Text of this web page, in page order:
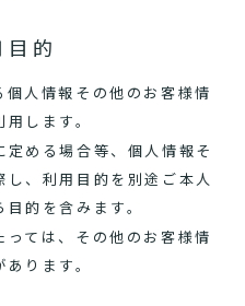
的
人情報その他のお客様情
します。
める場合等、個人情報そ
、利用目的を別途ご本人
的を含みます。
ては、その他のお客様情
ります。